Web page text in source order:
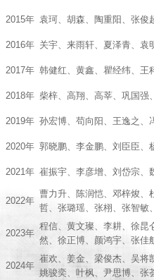
2015年 袁珂、胡森、陶重阳、张俊
2016年 关宇、来雨轩、夏泽青、袁
2017年 韩健红、黄鑫、瞿经纬、王
2018年 柴梓、高翔、高莘、巩国强
2019年 孙宏博、苟向阳、王逸之、
2020年 郭晓鹏、李金鹏、刘臣臣、
2021年 崔振宇、李彦增、刘岱宗、
2022年
曹力升、陈润恺、邓梓焌、
哲、张璐瑶、张栩、张智敏
2023年
程信、黄文璨、李耕、徐昆
然、徐正博、颜鸿宇、张佳
2024年
崔欢、姜金、梁俊杰、吴将
姚骏奕、叶枫、尹思博、张